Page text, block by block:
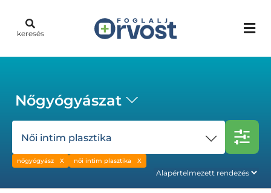
keresés
Nőgyógyászat
Női intim plasztika
nőgyógyász női intim plasztika